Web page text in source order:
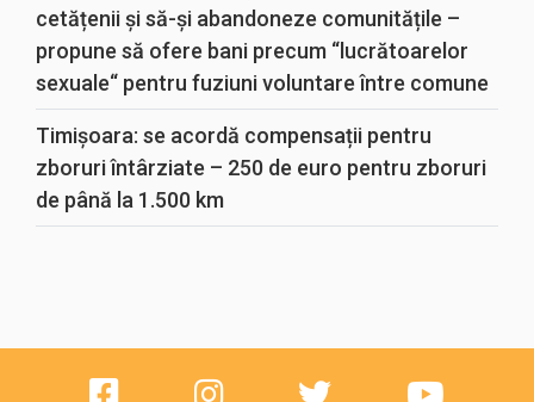
cetățenii și să-și abandoneze comunitățile –
propune să ofere bani precum “lucrătoarelor
sexuale“ pentru fuziuni voluntare între comune
Timișoara: se acordă compensații pentru
zboruri întârziate – 250 de euro pentru zboruri
de până la 1.500 km